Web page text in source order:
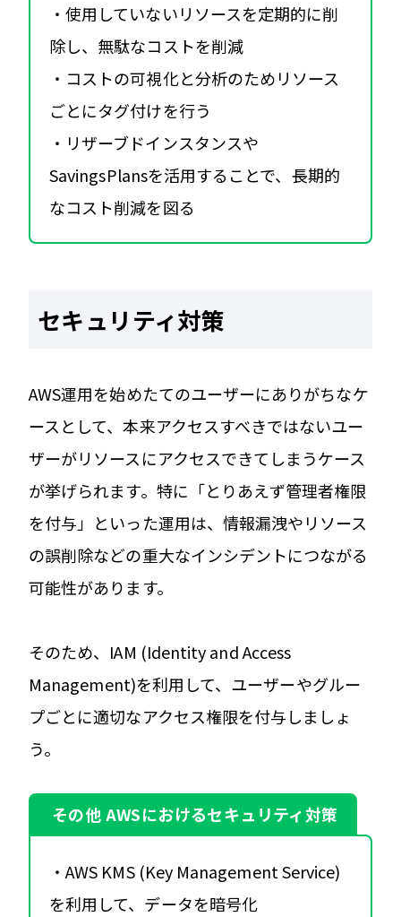
・使用していないリソースを定期的に削
除し、無駄なコストを削減
・コストの可視化と分析のためリソース
ごとにタグ付けを行う
・リザーブドインスタンスや
SavingsPlansを活用することで、長期的
なコスト削減を図る
セキュリティ対策
AWS運用を始めたてのユーザーにありがちなケ
ースとして、本来アクセスすべきではないユー
ザーがリソースにアクセスできてしまうケース
が挙げられます。特に「とりあえず管理者権限
を付与」といった運用は、情報漏洩やリソース
の誤削除などの重大なインシデントにつながる
可能性があります。
そのため、IAM (Identity and Access
Management)を利用して、ユーザーやグルー
プごとに適切なアクセス権限を付与しましょ
う。
その他 AWSにおけるセキュリティ対策
・AWS KMS (Key Management Service)
を利用して、データを暗号化